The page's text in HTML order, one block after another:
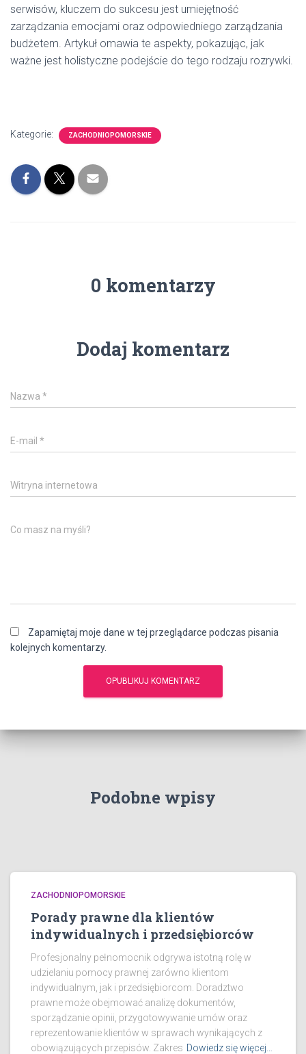
serwisów, kluczem do sukcesu jest umiejętność
zarządzania emocjami oraz odpowiedniego zarządzania
budżetem. Artykuł omawia te aspekty, pokazując, jak
ważne jest holistyczne podejście do tego rodzaju rozrywki.
Kategorie: ZACHODNIOPOMORSKIE
0 komentarzy
Dodaj komentarz
Nazwa *
E-mail *
Witryna internetowa
Co masz na myśli?
Zapamiętaj moje dane w tej przeglądarce podczas pisania
kolejnych komentarzy.
Podobne wpisy
ZACHODNIOPOMORSKIE
Porady prawne dla klientów
indywidualnych i przedsiębiorców
Profesjonalny pełnomocnik odgrywa istotną rolę w
udzielaniu pomocy prawnej zarówno klientom
indywidualnym, jak i przedsiębiorcom. Doradztwo
prawne może obejmować analizę dokumentów,
sporządzanie opinii, przygotowywanie umów oraz
reprezentowanie klientów w sprawach wynikających z
obowiązujących przepisów. Zakres Dowiedz się więcej…